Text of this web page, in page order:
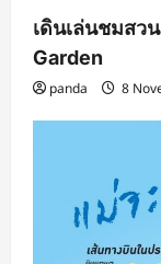
เดินเล่นชมสว
Garden
panda 8